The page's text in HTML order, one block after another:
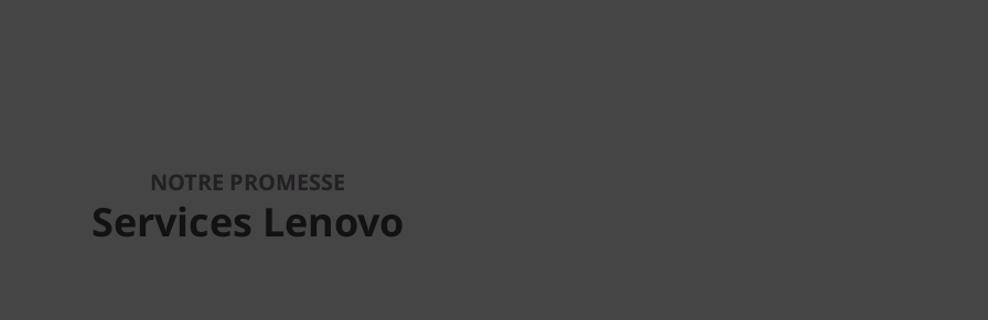
NOTRE PROMESSE
Services Lenovo